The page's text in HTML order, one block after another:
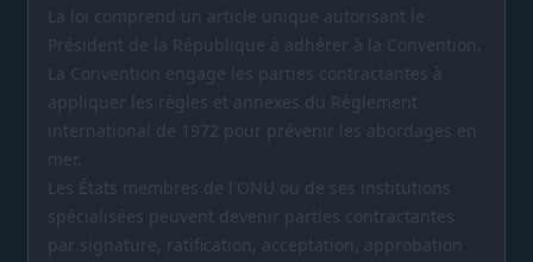
La loi comprend un article unique autorisant le
Président de la République à adhérer à la Convention.
La Convention engage les parties contractantes à
appliquer les règles et annexes du Règlement
international de 1972 pour prévenir les abordages en
mer.
Les États membres de l'ONU ou de ses institutions
spécialisées peuvent devenir parties contractantes
par signature, ratification, acceptation, approbation